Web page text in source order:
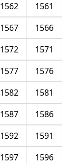
1561
1562
1566
1567
1571
1572
1576
1577
1581
1582
1586
1587
1591
1592
1596
1597